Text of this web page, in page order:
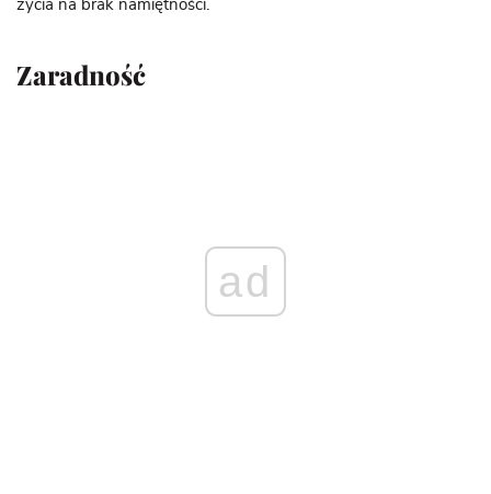
życia na brak namiętności.
Zaradność
ad